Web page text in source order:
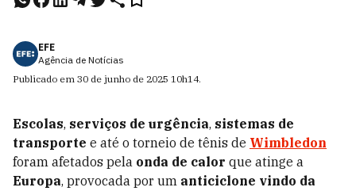
EFE
Agência de Notícias
Publicado em 30 de junho de 2025 10h14.
Escolas, serviços de urgência, sistemas de
transporte e até o torneio de tênis de Wimbledon
foram afetados pela onda de calor que atinge a
Europa, provocada por um anticiclone vindo da